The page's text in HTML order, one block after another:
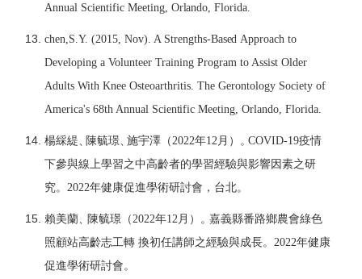
Annual Scientific Meeting, Orlando, Florida
chen,S. Y. (2015, Nov). A Strengths-Based Approachto
Developing a Volunteer Training Program to Assist Older
Adults With Knee Osteoarthritis. The Gerontology Society of
America's 68th Annual Scientific Meeting, Orlando, Florida
楊綵緹 陳毓璟 、施宇澤（ 2022年12 月） 。 COVID-19疫情
下參與線上學習之中高齡者的學習經驗與影響因素之研
究。 2022年健康促進學術研討會，台北。
賴美蘭 陳毓璟（ 2022年12 月） 。 嘉義縣番路鄉農會綠色
照顧站高齡志工轉 換初任講師之經驗與成長。 2022年健康
促進學術研討會。